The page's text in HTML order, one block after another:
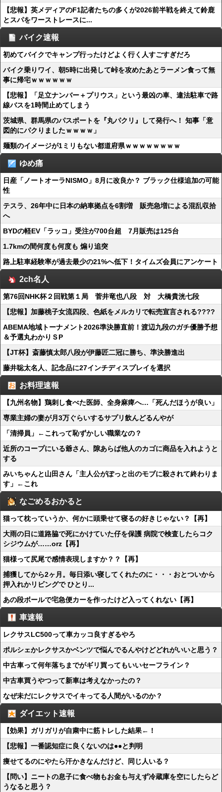
【悲報】英メディアのF1記者たちの多くが2026前半戦を終えて鈴鹿
とスパをワーストレースに...
バイク速報
初めてバイクでキャンプ行ったけどよく行く人すごすぎだろ
バイク乗りワイ、朝5時に出発して峠を攻めたあとラーメン食って無
事に帰宅ｗｗｗｗｗｗ
【悲報】「足立ナンバー＋プリウス」という最凶の車、違法駐車で路
線バスを1時間止めてしまう
茨城県、群馬県のパスポートを『丸パクリ』して発行へ！ 知事「意
図的にパクりましたｗｗｗｗ」
麺類のイメージが1ミリもない都道府県ｗｗｗｗｗｗｗｗ
ゆめ痛
日産「ノートオーラNISMO」8月に改良か？ ブラック仕様追加の可能
性
テスラ、26年中に日本の納車拠点を6割増 販売急増による混乱収拾
へ
BYDの軽EV「ラッコ」受注が700台超 7月販売は125台
1.7kmの間何度も何度も 煽り追突
路上駐車経験率が過去最少の21%へ低下！タイムズ会員にアンケート
2ch名人
第76回NHK杯２回戦第１局 菅井竜也八段 対 大橋貴洸七段
【悲報】加藤桃子女流四段、色紙をメルカリで転売宣言される????
ABEMA地域トーナメント2026準決勝直前！渡辺九段のガチ優勝予想
＆予選丸わかりＳP
【JT杯】斎藤慎太郎八段が伊藤匠二冠に勝ち、準決勝進出
藤井聡太名人、記念品に27インチディスプレイを選択
お料理速報
【九州名物】鶏刺し食べた医師、全身麻痺へ…「死んだほうが良い」
専業主婦の妻が月3万ぐらいするサプリ飲んどるんやが
「清掃員」←これって恥ずかしい職業なの？
近所のコープにいる爺さん、隙あらば他人のカゴに商品を入れようと
する
みいちゃんと山田さん「主人公がぽっと出のモブに殺されて終わりま
す」←これ
なごめるおかると
猫って枕っていうか、何かに頭乗せて寝るの好きじゃない？【再】
大雨の日に道路脇で死にかけていた仔を保護 病院で検査したらコク
シジウムが……orz【再】
猫様って尻尾で感情表現しますか？？【再】
捕獲してから2ヶ月。毎日添い寝してくれたのに・・・おとついから
押入れかリビングで ひとり...
あの段ボールで宅急便カーを作ったけど入ってくれない【再】
車速報
レクサスLC500って車カッコ良すぎるやろ
ポルシェかレクサスかベンツで悩んでるんやけどどれがいいと思う？
中古車って何年落ちまでがギリ買ってもいいセーフライン？
中古車買うやつって新車は考えなかったの？
なぜ未だにレクサスでイキってる人間がいるのか？
ダイエット速報
【効果】ガリガリが自粛中に筋トレした結果←！
【悲報】一番認知症に良くないのは●●と判明
痩せてるのにやたら汗かきなんだけど、同じ人いる？
【問い】ニートの息子に食べ物もお金も与えず冷蔵庫を空にしたらど
うなると思う？